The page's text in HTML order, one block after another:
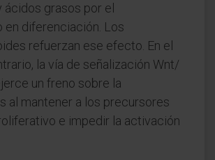
ácidos grasos por el
en diferenciación. Los
refuerzan ese efecto. En el
la vía de señalización Wnt/
un freno sobre la
al mantener a los precursores
e impedir la activación